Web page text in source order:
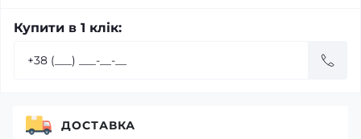
Купити в 1 клік:
ДОСТАВКА